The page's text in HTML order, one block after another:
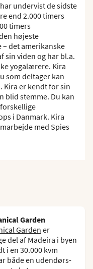
undervist de sidste
end 2.000 timers
timers
højeste
det amerikanske
sin viden og har bl.a.
yogalærere. Kira
som deltager kan
Kira er kendt for sin
blid stemme. Du kan
i Danmark. Kira
med Spies
Garden
Garden er
del af Madeira i byen
i en 30.000 kvm
både en udendørs-